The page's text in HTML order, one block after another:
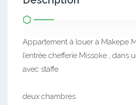
Appartement à louer à Makepe
l’entrée chefferie Missoke , dans
avec staffe
deux chambres